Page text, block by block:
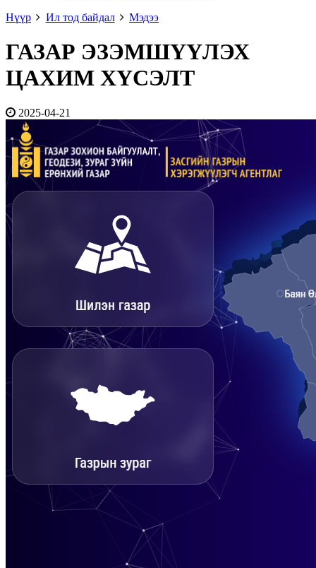
Нүүр
Ил тод байдал Мэдээ
ГАЗАР ЭЗЭМШҮҮЛЭХ
ЦАХИМ ХҮСЭЛТ
2025-04-21